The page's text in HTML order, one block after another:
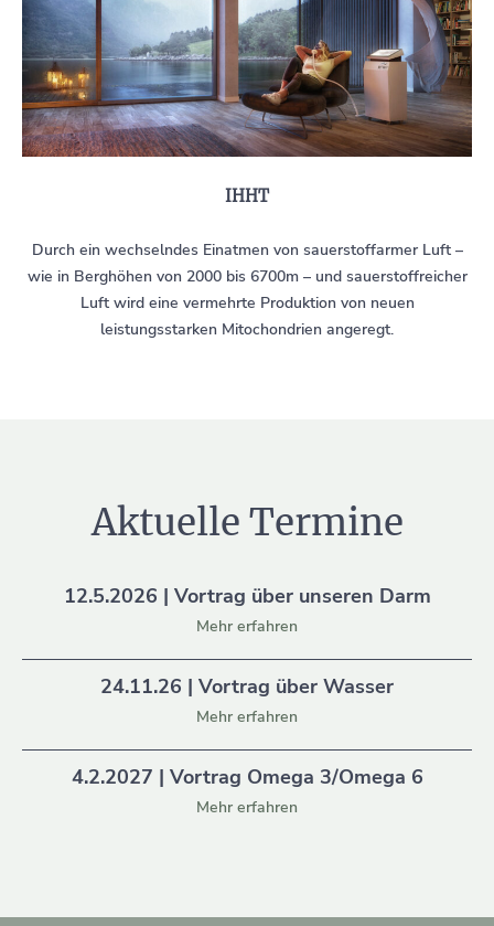
IHHT
Durch ein wechselndes Einatmen von sauerstoffarmer Luft –
wie in Berghöhen von 2000 bis 6700m – und sauerstoffreicher
Luft wird eine vermehrte Produktion von neuen
leistungsstarken Mitochondrien angeregt.
Aktuelle Termine
12.5.2026 | Vortrag über unseren Darm
Mehr erfahren
24.11.26 | Vortrag über Wasser
Mehr erfahren
4.2.2027 | Vortrag Omega 3/Omega 6
Mehr erfahren